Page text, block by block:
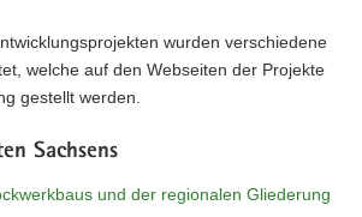
wurden verschiedene
welche auf den Webseiten der Projekte
gestellt werden.
Sachsens
und der regionalen Gliederung